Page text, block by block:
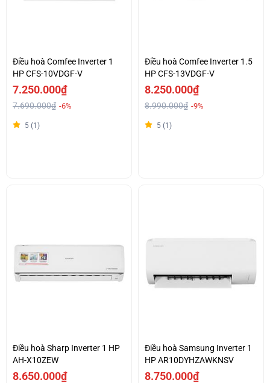
Điều hoà Comfee Inverter 1
HP CFS-10VDGF-V
7.250.000₫
7.690.000₫ -6%
5 (1)
Điều hoà Comfee Inverter 1.5
HP CFS-13VDGF-V
8.250.000₫
8.990.000₫ -9%
5 (1)
Điều hoà Sharp Inverter 1 HP
AH-X10ZEW
8.650.000₫
Điều hoà Samsung Inverter 1
HP AR10DYHZAWKNSV
8.750.000₫